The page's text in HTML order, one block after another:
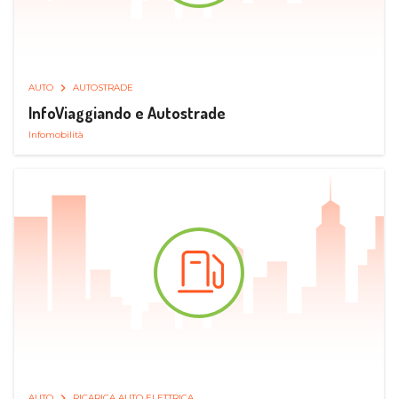
AUTO AUTOSTRADE
InfoViaggiando e Autostrade
Infomobilità